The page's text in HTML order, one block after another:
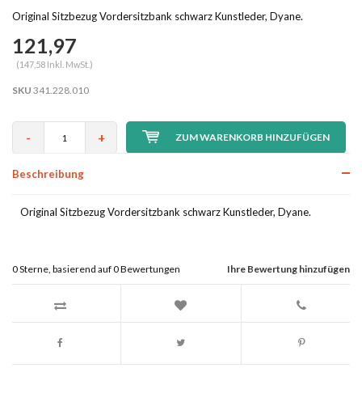
Original Sitzbezug Vordersitzbank schwarz Kunstleder, Dyane.
121,97
(147,58 Inkl. MwSt.)
SKU 341.228.010
- + ZUM WARENKORB HINZUFÜGEN
Beschreibung
Original Sitzbezug Vordersitzbank schwarz Kunstleder, Dyane.
Ihre Bewertung hinzufügen
0Sterne, basierend auf0Bewertungen